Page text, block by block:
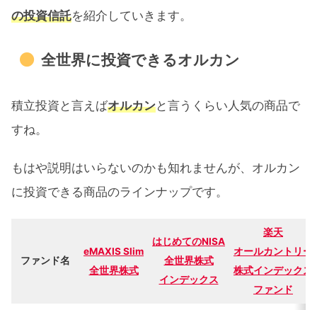
の投資信託を紹介していきます。
全世界に投資できるオルカン
積立投資と言えばオルカンと言うくらい人気の商品で
すね。
もはや説明はいらないのかも知れませんが、オルカン
に投資できる商品のラインナップです。
ファンド名
eMAXIS Slim
全世界株式
はじめてのNISA
全世界株式
インデックス
楽天
オールカントリー
株式インデックス
ファンド